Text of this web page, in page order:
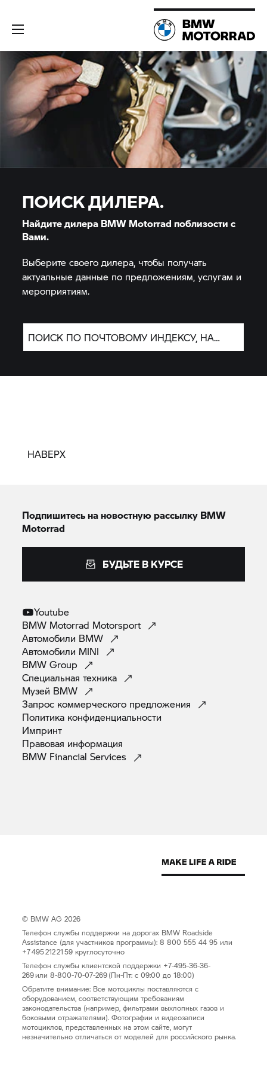
ПОИСК ДИЛЕРА.
Найдите дилера BMW Motorrad поблизости с
Вами.
Выберите своего дилера, чтобы получать
актуальные данные по предложениям, услугам и
мероприятиям.
ПОИСК ПО ПОЧТОВОМУ ИНДЕКСУ, НАЗВАНИЮ ГОРОДА, НАЗВАНИЮ ДИЛЕРА ИЛИ ПАРТНЕРА ПО СЕРВИСНОМУ ОБСЛУЖИВАНИЮ.
НАВЕРХ
Подпишитесь на новостную рассылку BMW
Motorrad
БУДЬТЕ В КУРСЕ
Youtube
BMW Motorrad Motorsport
Автомобили BMW
Автомобили MINI
BMWGroup
Специальнаятехника
Музей BMW
Запрос коммерческого предложения
Политика конфиденциальности
Импринт
Правовая информация
BMW FinancialServices
© BMW AG 2026
Телефон службы поддержки на дорогах BMW Roadside
Assistance (для участников программы): 8 800 555 44 95 или
+7 495 212 21 59 круглосуточно
Телефон службы клиентской поддержки +7-495-36-36-
269 или 8-800-70-07-269 (Пн-Пт: с 09:00 до 18:00)
Обратите внимание: Все мотоциклы поставляются с
оборудованием, соответствующим требованиям
законодательства (например, фильтрами выхлопных газов и
боковыми отражателями). Фотографии и видеозаписи
мотоциклов, представленных на этом сайте, могут
незначительно отличаться от моделей для российского рынка.